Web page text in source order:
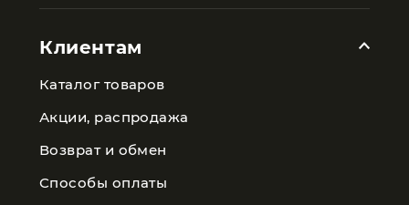
Клиентам
Каталог товаров
Акции, распродажа
Возврат и обмен
Способы оплаты